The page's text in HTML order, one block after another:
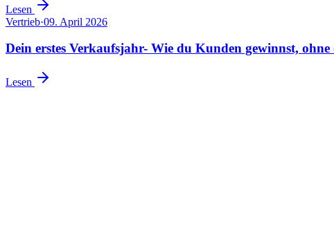
Lesen
Vertrieb·09. April 2026
Dein erstes Verkaufsjahr- Wie du Kunden gewinnst, ohne
Lesen